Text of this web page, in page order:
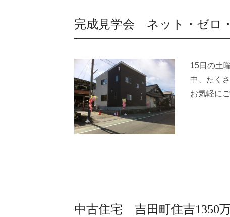
完成見学会 ネット・ゼロ
15日の土
中、たく
お気軽に
中古住宅 吉田町住吉1350